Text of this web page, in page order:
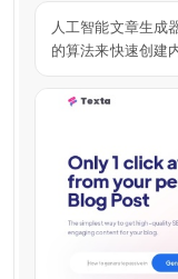
人工智能文章生成
的算法来快速创建